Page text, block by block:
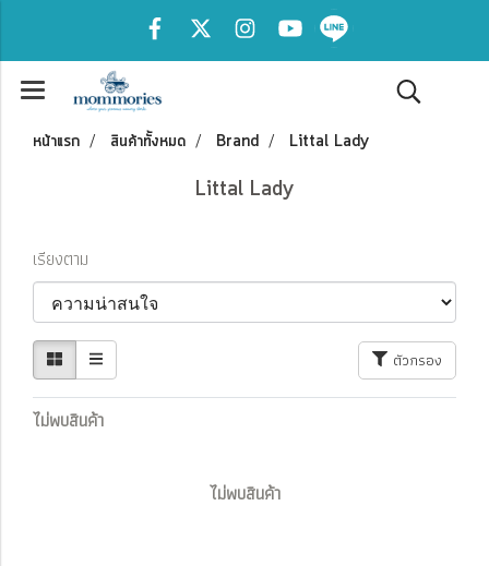
หน้าแรก สินค้าทั้งหมด Brand Littal Lady
Littal Lady
เรียงตาม
ตัวกรอง
ไม่พบสินค้า
ไม่พบสินค้า